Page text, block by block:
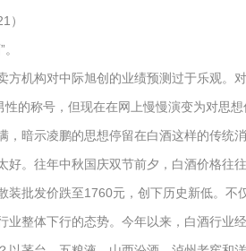
）
方机构对中际旭创的业绩预测过于乐观。
的称号，但现在在网上慢慢演变为对思想
暗示凌鹏的思想停留在白酒这样的传统
。往年中秋国庆双节前夕，白酒价格往
装批发价跌至1760元，创下历史新低。
业整体下行的态势。今年以来，白酒行业